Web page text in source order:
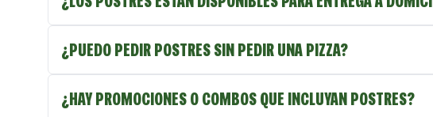
¿PUEDO PEDIR POSTRES SIN PEDIR UNA PIZZA?
¿HAY PROMOCIONES O COMBOS QUE INCLUYAN POSTRES?